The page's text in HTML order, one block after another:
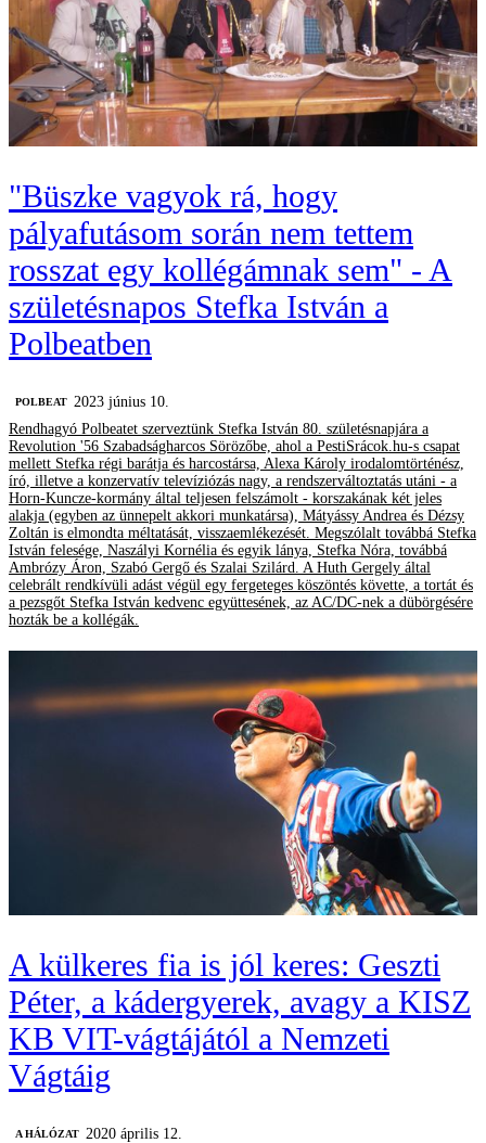
"Büszke vagyok rá, hogy
pályafutásom során nem tettem
rosszat egy kollégámnak sem" - A
születésnapos Stefka István a
Polbeatben
‎POLBEAT 2023 június 10.
Rendhagyó Polbeatet szerveztünk Stefka István 80. születésnapjára a
Revolution '56 Szabadságharcos Sörözőbe, ahol a PestiSrácok.hu-s csapat
mellett Stefka régi barátja és harcostársa, Alexa Károly irodalomtörténész,
író, illetve a konzervatív televíziózás nagy, a rendszerváltoztatás utáni - a
Horn-Kuncze-kormány által teljesen felszámolt - korszakának két jeles
alakja (egyben az ünnepelt akkori munkatársa), Mátyássy Andrea és Dézsy
Zoltán is elmondta méltatását, visszaemlékezését. Megszólalt továbbá Stefka
István felesége, Naszályi Kornélia és egyik lánya, Stefka Nóra, továbbá
Ambrózy Áron, Szabó Gergő és Szalai Szilárd. A Huth Gergely által
celebrált rendkívüli adást végül egy fergeteges köszöntés követte, a tortát és
a pezsgőt Stefka István kedvenc együttesének, az AC/DC-nek a dübörgésére
hozták be a kollégák.
A külkeres fia is jól keres: Geszti
Péter, a kádergyerek, avagy a KISZ
KB VIT-vágtájától a Nemzeti
Vágtáig
A HÁLÓZAT
2020 április 12.